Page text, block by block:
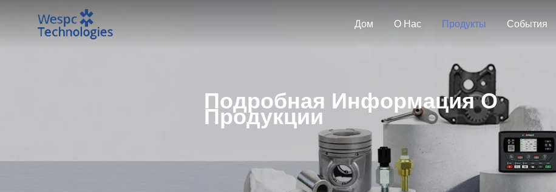
Дом О Нас Продукты События
Подробная Информация О
Продукции